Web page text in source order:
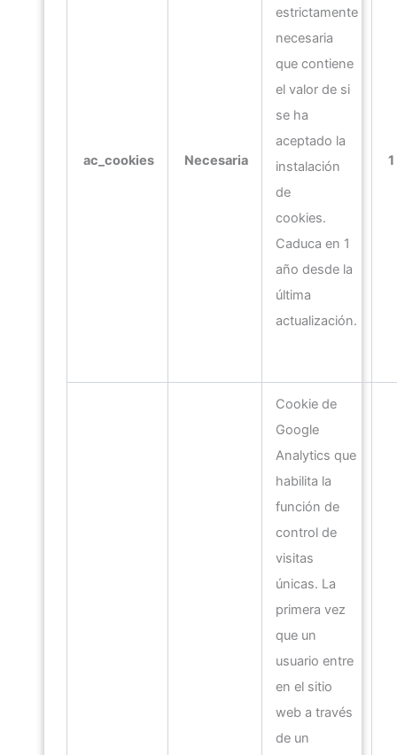
ac_cookies Necesaria
estrictamente
necesaria
que contiene
el valor de si
se ha
aceptado la
instalación
de
cookies.
Caduca en 1
año desde la
última
actualización.
Cookie de
Google
Analytics que
habilita la
función de
control de
visitas
únicas. La
primera vez
que un
usuario entre
en el sitio
web a través
de un